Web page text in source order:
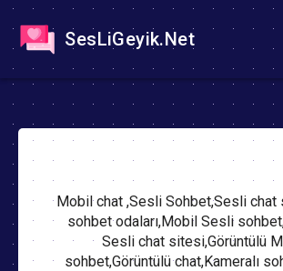
SesLiGeyik.Net
Mobil chat ,Sesli Sohbet,Sesli
sohbet odaları,Mobil Sesli
Sesli chat sitesi,Görüntülü
sohbet,Görüntülü chat,Kameralı